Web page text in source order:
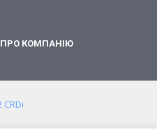
ПРО КОМПАНІЮ
CRDi